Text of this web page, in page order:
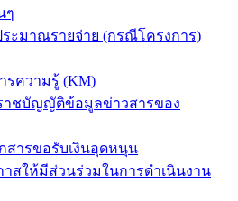
ๆ
ะมาณรายจ่าย (กรณีโครงการ)
รความรู้ (KM)
ราชบัญญัติข้อมูลข่าวสารของ
สารขอรับเงินอุดหนุน
าสให้มีส่วนร่วมในการดำเนินงาน